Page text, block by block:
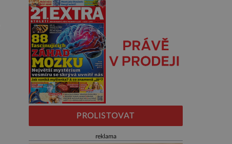
PROLISTOVAT
reklama